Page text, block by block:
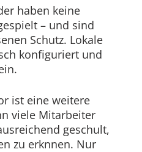
haben keine
– und sind
Schutz. Lokale
konfiguriert und
ist eine weitere
viele Mitarbeiter
geschult,
zu erknnen. Nur